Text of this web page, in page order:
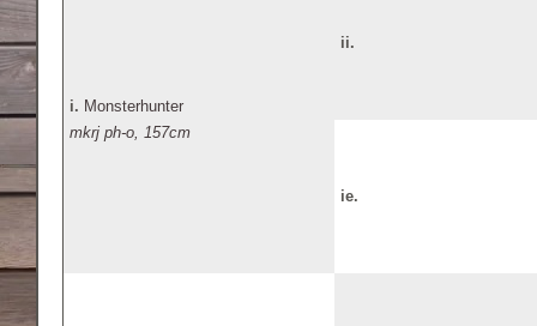
i. Monsterhunter
mkrj ph-o, 157cm
ii.
ie.